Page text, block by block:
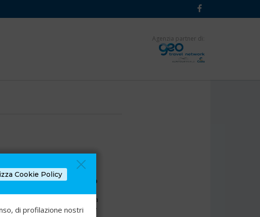
Agenzia partner di:
i tuoi sogni diventano
che ti aiuteranno a
perfetta per trascorrere
Cookie Policy
di profilazione nostri